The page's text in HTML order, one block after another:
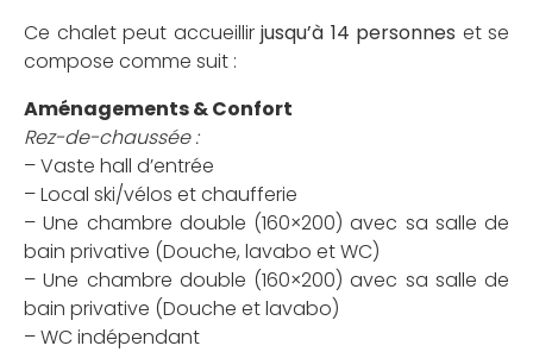
Ce chalet peut accueillir jusqu’à 14 personnes et se
compose comme suit :
Aménagements & Confort
Rez-de-chaussée :
– Vaste hall d’entrée
– Local ski/vélos et chaufferie
– Une chambre double (160×200) avec sa salle de
bain privative (Douche, lavabo et WC)
– Une chambre double (160×200) avec sa salle de
bain privative (Douche et lavabo)
– WC indépendant